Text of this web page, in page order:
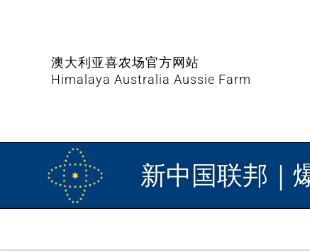
澳大利亚喜农场官方网站
Himalaya Australia Aussie Farm
新中国联邦｜